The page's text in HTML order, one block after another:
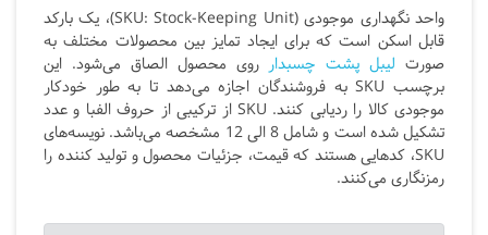
واحد نگهداری موجودی (SKU: Stock-Keeping Unit)، یک بارکد
قابل اسکن است که برای ایجاد تمایز بین محصولات مختلف به
صورت لیبل پشت چسبدارروی محصول الصاق می‌شود. این
برچسب SKU به فروشندگان اجازه می‌دهد تا به طور خودکار
موجودی کالا را ردیابی کنند. SKU از ترکیبی از حروف الفبا و عدد
تشکیل شده است و شامل 8 الی 12 مشخصه می‌باشد. نویسه‌های
SKU، کدهایی هستند که قیمت، جزئیات محصول و تولید کننده را
رمزنگاری می‌کنند.